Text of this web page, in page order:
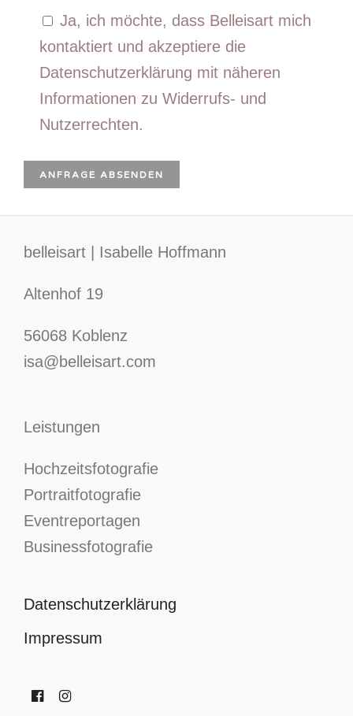
Ja, ich möchte, dass Belleisart mich
kontaktiert und akzeptiere die
Datenschutzerklärung mit näheren
Informationen zu Widerrufs- und
Nutzerrechten.
belleisart | Isabelle Hoffmann
Altenhof 19
56068 Koblenz
isa@belleisart.com
Leistungen
Hochzeitsfotografie
Portraitfotografie
Eventreportagen
Businessfotografie
Datenschutzerklärung
Impressum